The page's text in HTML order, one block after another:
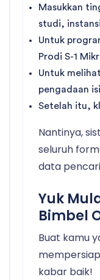
Masukkan
studi,
Untuk
Prodi S-1
Untuk
pengadaan
Setelah itu,
Nantinya,
seluruh
data
Yuk
Bimbel
Buat kamu
kabar baik!